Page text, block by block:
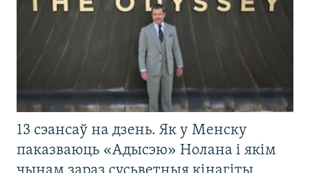
13 сэансаў на дзень. Як у Менску
паказваюць «Адысэю» Нолана і якім